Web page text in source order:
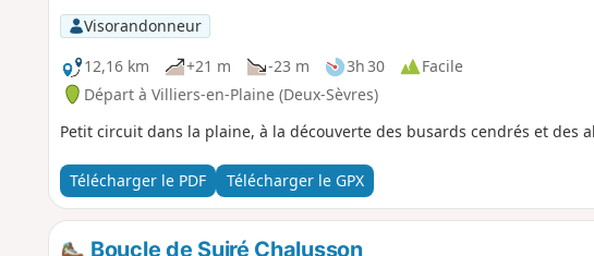
Visorandonneur
12,16 km
+21 m -23 m 3h 30
Facile
Départ à Villiers-en-Plaine (Deux-Sèvres)
Petit circuit dans la plaine, à la découverte des busards cendrés et des
Télécharger le PDF Télécharger le GPX
Boucle de Suiré Chalusson